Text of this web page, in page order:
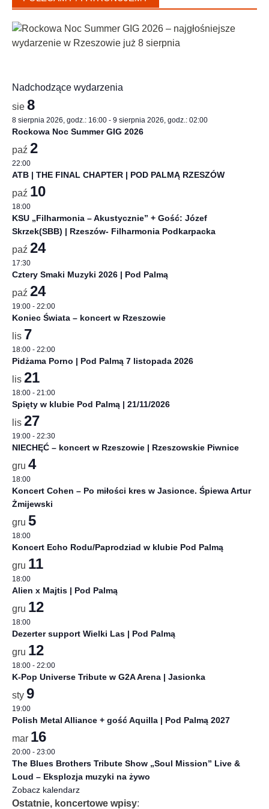
Nadchodzące wydarzenia
sie 8
8 sierpnia 2026, godz.: 16:00 - 9 sierpnia 2026, godz.: 02:00
Rockowa Noc Summer GIG 2026
paź 2
22:00
ATB | THE FINAL CHAPTER | POD PALMĄ RZESZÓW
paź 10
18:00
KSU „Filharmonia – Akustycznie” + Gość: Józef
Skrzek(SBB) | Rzeszów- Filharmonia Podkarpacka
paź 24
17:30
Cztery Smaki Muzyki 2026 | Pod Palmą
paź 24
19:00 - 22:00
Koniec Świata – koncert w Rzeszowie
lis 7
18:00 - 22:00
Pidżama Porno | Pod Palmą 7 listopada 2026
lis 21
18:00 - 21:00
Spięty w klubie Pod Palmą | 21/11/2026
lis 27
19:00 - 22:30
NIECHĘĆ – koncert w Rzeszowie | Rzeszowskie Piwnice
gru 4
18:00
Koncert Cohen – Po miłości kres w Jasionce. Śpiewa Artur
Żmijewski
gru 5
18:00
Koncert Echo Rodu/Paprodziad w klubie Pod Palmą
gru 11
18:00
Alien x Majtis | Pod Palmą
gru 12
18:00
Dezerter support Wielki Las | Pod Palmą
gru 12
18:00 - 22:00
K-Pop Universe Tribute w G2A Arena | Jasionka
sty 9
19:00
Polish Metal Alliance + gość Aquilla | Pod Palmą 2027
mar 16
20:00 - 23:00
The Blues Brothers Tribute Show „Soul Mission” Live &
Loud – Eksplozja muzyki na żywo
Zobacz kalendarz
Ostatnie, koncertowe wpisy: